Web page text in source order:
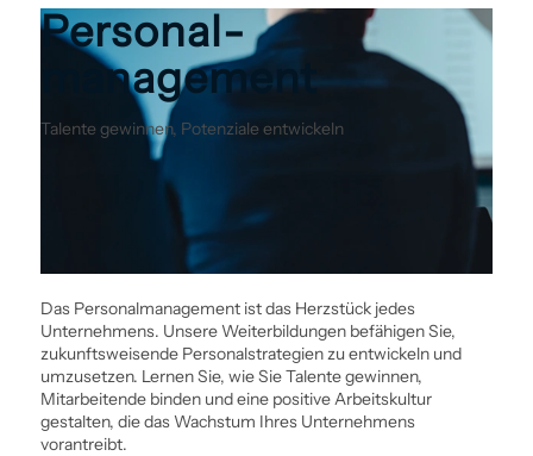
Personal­
management
Talente gewinnen, Potenziale entwickeln
Das Personal­management ist das Herzstück jedes
Unternehmens. Unsere Weiter­bildungen befähigen Sie,
zukunfts­weisende Personal­strategien zu entwickeln und
umzusetzen. Lernen Sie, wie Sie Talente gewinnen,
Mitarbeitende binden und eine positive Arbeitskultur
gestalten, die das Wachstum Ihres Unternehmens
vorantreibt.